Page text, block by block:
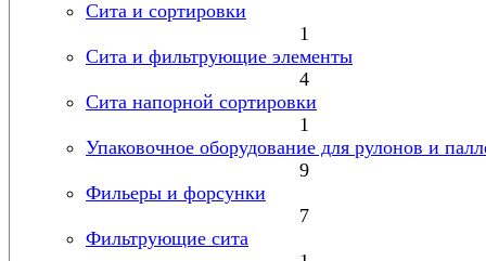
Сита и сортировки
1
Сита и фильтрующие элементы
4
Сита напорной сортировки
1
Упаковочное оборудование для рулонов и
9
Фильеры и форсунки
7
Фильтрующие сита